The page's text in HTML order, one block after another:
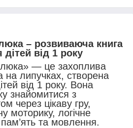
– розвиваюча книга
від 1 року
— це захоплива
на липучках, створена
від 1 року. Вона
знайомитися з
через цікаву гру,
моторику, логічне
та мовлення.